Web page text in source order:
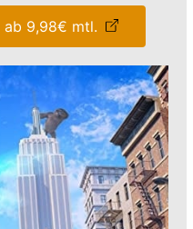
ab 9,98€ mtl.